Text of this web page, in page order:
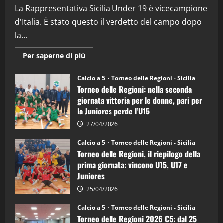
08/04/2026
La Rappresentativa Sicilia Under 19 è vicecampione
d'Italia. È stato questo il verdetto del campo dopo
la...
Per saperne di più
informazioni
Torneo
delle
Regioni
di
calcio
a
5:
la
Juniores
è
vicecampione
d’Italia
Calcio a 5 Torneo delle Regioni - Sicilia
Torneo delle Regioni: nella seconda
giornata vittoria per le donne, pari per
la Juniores perde l’U15
27/04/2026
Calcio a 5 Torneo delle Regioni - Sicilia
Torneo delle Regioni, il riepilogo della
prima giornata: vincono U15, U17 e
Juniores
25/04/2026
Calcio a 5 Torneo delle Regioni - Sicilia
Torneo delle Regioni 2026 C5: dal 25